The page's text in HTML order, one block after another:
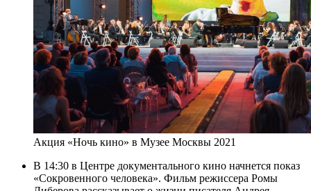
Акция «Ночь кино» в Музее Москвы 2021
В 14:30 в Центре документального кино начнется показ
«Сокровенного человека». Фильм режиссера Ромы